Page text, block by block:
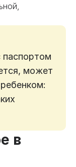
паспортом
может
в